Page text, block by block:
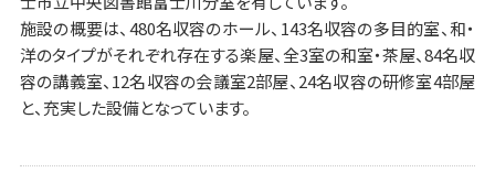
施設の概要は、480名収容のホール、143名収容の多目的室、和・
洋のタイプがそれぞれ存在する楽屋、全3室の和室・茶屋、84名収
容の講義室、12名収容の会議室2部屋、24名収容の研修室4部屋
と、充実した設備となっています。